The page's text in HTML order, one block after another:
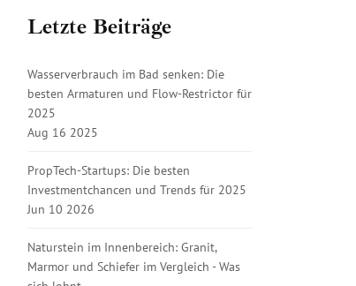
Letzte Beiträge
Wasserverbrauch im Bad senken: Die
besten Armaturen und Flow-Restrictor für
2025
Aug 16 2025
PropTech-Startups: Die besten
Investmentchancen und Trends für 2025
Jun 10 2026
Naturstein im Innenbereich: Granit,
Marmor und Schiefer im Vergleich - Was